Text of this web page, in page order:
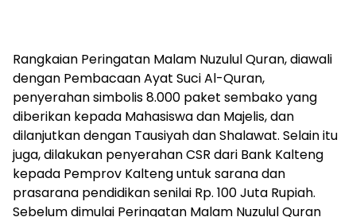
Rangkaian Peringatan Malam Nuzulul Quran, diawali
dengan Pembacaan Ayat Suci Al-Quran,
penyerahan simbolis 8.000 paket sembako yang
diberikan kepada Mahasiswa dan Majelis, dan
dilanjutkan dengan Tausiyah dan Shalawat. Selain itu
juga, dilakukan penyerahan CSR dari Bank Kalteng
kepada Pemprov Kalteng untuk sarana dan
prasarana pendidikan senilai Rp. 100 Juta Rupiah.
Sebelum dimulai Peringatan Malam Nuzulul Quran